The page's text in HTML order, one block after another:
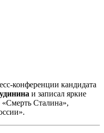
конференции кандидата
и записал яркие
Сталина»,